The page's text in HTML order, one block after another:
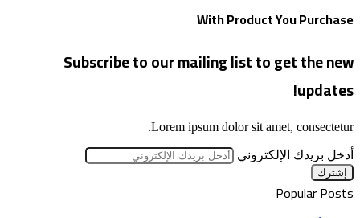
With Product You Purchase
Subscribe to our mailing list to get the new
updates!
Lorem ipsum dolor sit amet, consectetur.
أدخل بريدك الإلكتروني
Popular Posts